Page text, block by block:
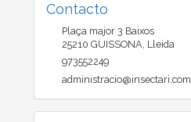
Contacto
Plaça major 3 Baixos
25210 GUISSONA, Lleida
973552249
administracio@insectari.com